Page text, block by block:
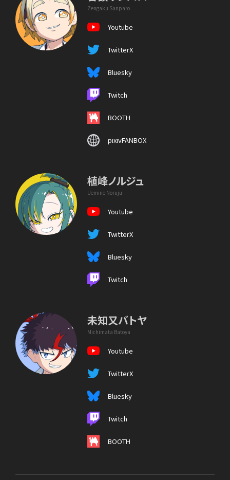
Zengaku Sanparo
Youtube
TwitterX
Bluesky
Twitch
BOOTH
pixivFANBOX
植峰ノルジュ
Uemine Noruju
Youtube
TwitterX
Bluesky
Twitch
未知又バトヤ
Michimata Batoya
Youtube
TwitterX
Bluesky
Twitch
BOOTH